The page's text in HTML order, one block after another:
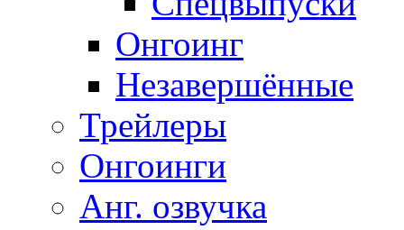
Онгоинг
Незавершённые
Трейлеры
Онгоинги
Анг. озвучка